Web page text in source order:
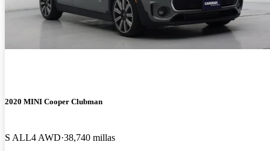
2020 MINI Cooper Clubman
S ALL4 AWD 38,740 millas